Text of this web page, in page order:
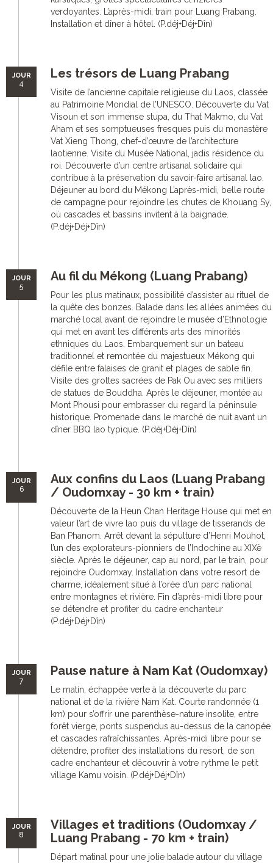
verdoyantes. L’après-midi, train pour Luang Prabang.
Installation et dîner à hôtel. (P.déj+Déj+Dîn)
JOUR
4
Les trésors de Luang Prabang
Visite de l’ancienne capitale religieuse du Laos, classée
au Patrimoine Mondial de l’UNESCO. Découverte du Vat
Visoun et son immense stupa, du That Makmo, du Vat
Aham et ses somptueuses fresques puis du monastère
Vat Xieng Thong, chef-d’œuvre de l’architecture
laotienne. Visite du Musée National, jadis résidence du
roi. Découverte d’un centre artisanal solidaire qui
contribue à la préservation du savoir-faire artisanal lao.
Déjeuner au bord du Mékong L’après-midi, belle route
de campagne pour rejoindre les chutes de Khouang Sy,
où cascades et bassins invitent à la baignade.
(P.déj+Déj+Dîn)
JOUR
5
Au fil du Mékong (Luang Prabang)
Pour les plus matinaux, possibilité d’assister au rituel de
la quête des bonzes. Balade dans les allées animées du
marché local avant de rejoindre le musée d’Ethnologie
qui met en avant les différents arts des minorités
ethniques du Laos. Embarquement sur un bateau
traditionnel et remontée du majestueux Mékong qui
défile entre falaises de granit et plages de sable fin.
Visite des grottes sacrées de Pak Ou avec ses milliers
de statues de Bouddha. Après le déjeuner, montée au
Mont Phousi pour embrasser du regard la péninsule
historique. Promenade dans le marché de nuit avant un
dîner BBQ lao typique. (P.déj+Déj+Dîn)
JOUR
6
Aux confins du Laos (Luang Prabang
/ Oudomxay - 30 km + train)
Découverte de la Heun Chan Heritage House qui met en
valeur l’art de vivre lao puis du village de tisserands de
Ban Phanom. Arrêt devant la sépulture d’Henri Mouhot,
l’un des explorateurs-pionniers de l’Indochine au XIXè
siècle. Après le déjeuner, cap au nord, par le train, pour
rejoindre Oudomxay. Installation dans votre resort de
charme, idéalement situé à l’orée d’un parc national
entre montagnes et rivière. Fin d’après-midi libre pour
se détendre et profiter du cadre enchanteur
(P.déj+Déj+Dîn)
JOUR
7
Pause nature à Nam Kat (Oudomxay)
Le matin, échappée verte à la découverte du parc
national et de la rivière Nam Kat. Courte randonnée (1
km) pour s’offrir une parenthèse-nature insolite, entre
forêt vierge, ponts suspendus au-dessus de la canopée
et cascades rafraîchissantes. Après-midi libre pour se
détendre, profiter des installations du resort, de son
cadre enchanteur et découvrir à votre rythme le petit
village Kamu voisin. (P.déj+Déj+Dîn)
JOUR
8
Villages et traditions (Oudomxay /
Luang Prabang - 70 km + train)
Départ matinal pour une jolie balade autour du village